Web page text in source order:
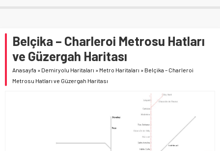
Belçika – Charleroi Metrosu Hatları
ve Güzergah Haritası
Anasayfa » Demiryolu Haritaları » Metro Haritaları » Belçika – Charleroi
Metrosu Hatları ve Güzergah Haritası